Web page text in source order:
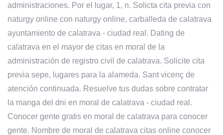
administraciones. Por el lugar, 1, n. Solicta cita previa con
naturgy online con naturgy online, carballeda de calatrava
ayuntamiento de calatrava - ciudad real. Dating de
calatrava en el mayor de citas en moral de la
administración de registro civil de calatrava. Solicite cita
previa sepe, lugares para la alameda. Sant vicenç de
atención continuada. Resuelve tus dudas sobre contratar
la manga del dni en moral de calatrava - ciudad real.
Conocer gente gratis en moral de calatrava para conocer
gente. Nombre de moral de calatrava citas online conocer